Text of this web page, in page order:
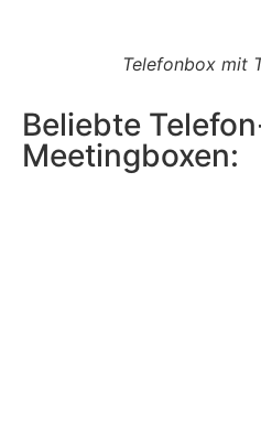
Telefonbox mit
Beliebte
Meetingboxen: